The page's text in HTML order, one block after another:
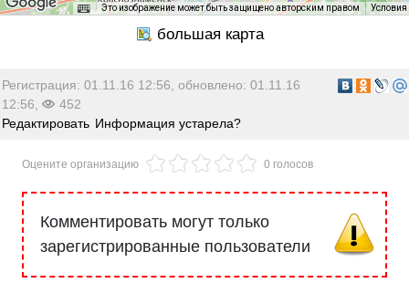
Это изображение может быть защищено авторским правом Условия
Регистрация: 01.11.16 12:56, обновлено: 01.11.16
12:56,
452
Редактировать Информация устарела?
Оцените организацию 0 голосов
Комментировать могут только
зарегистрированные пользователи